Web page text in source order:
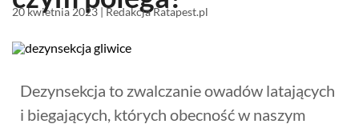
20 kwietnia 2023 | Redakcja Ratapest.pl
Dezynsekcja to zwalczanie owadów latających
i biegających, których obecność w naszym